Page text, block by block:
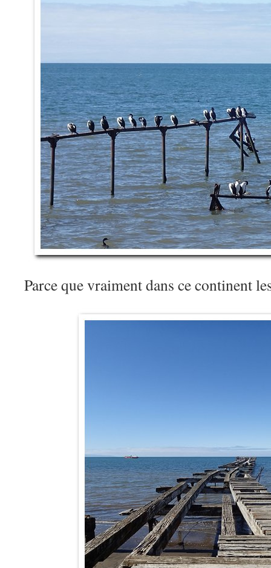
Parce que vraiment dans ce continent